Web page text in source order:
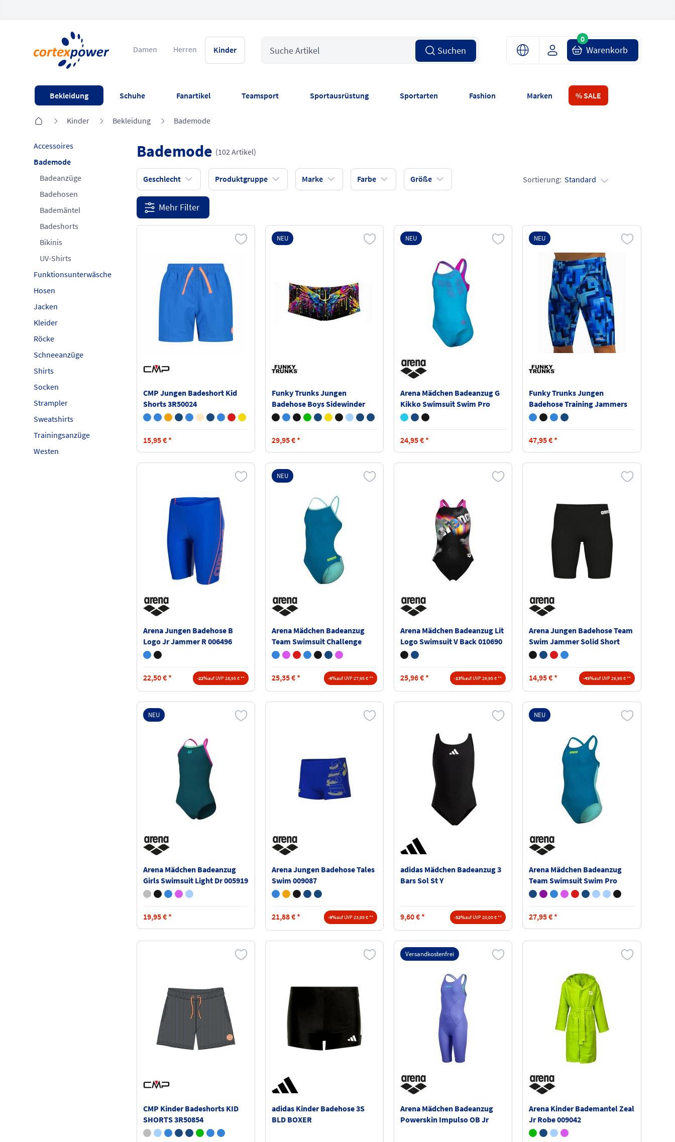
Damen Herren Kinder Suchen Warenkorb
0
Bekleidung Schuhe Fanartikel Teamsport Sportausrüstung Sportarten Fashion Marken % SALE
Kinder Bekleidung Bademode
Accessoires
Bademode
Badeanzüge
Badehosen
Bademäntel
Badeshorts
Bikinis
UV-Shirts
Funktionsunterwäsche
Hosen
Jacken
Kleider
Röcke
Schneeanzüge
Shirts
Socken
Strampler
Sweatshirts
Trainingsanzüge
Westen
Bademode (102 Artikel)
Geschlecht Produktgruppe Marke Farbe Größe
Mehr Filter
Sortierung: Standard
CMP Jungen Badeshort Kid
Shorts 3R50024
15,95€ *
NEU
Funky Trunks Jungen
Badehose Boys Sidewinder
Trunks FTS015B
29,95€ *
NEU
Arena Mädchen Badeanzug G
Kikko Swimsuit Swim Pro
Back 002878
24,95€ *
NEU
Funky Trunks Jungen
Badehose Training Jammers
FTS003B
47,95€ *
Arena Jungen Badehose B
Logo Jr Jammer R 006496
22,50€ * -22%auf UVP 28,95 € **
NEU
Arena Mädchen Badeanzug
Team Swimsuit Challenge
Solid 004765
25,35€ * -9%auf UVP 27,95 € **
Arena Mädchen Badeanzug Lit
Logo Swimsuit V Back 010690
25,96€ * -13%auf UVP 29,95 € **
Arena Jungen Badehose Team
Swim Jammer Solid Short
004772
14,95€ * -45%auf UVP 26,95 € **
NEU
Arena Mädchen Badeanzug
Girls Swimsuit Light Dr 005919
19,95€ *
Arena Jungen Badehose Tales
Swim 009087
21,88€ * -9%auf UVP 23,95 € **
adidas Mädchen Badeanzug 3
Bars Sol St Y
9,60€ * -52%auf UVP 20,00 € **
NEU
Arena Mädchen Badeanzug
Team Swimsuit Swim Pro
004762
27,95€ *
CMP Kinder Badeshorts KID
SHORTS 3R50854
adidas Kinder Badehose 3S
BLD BOXER
Versandkostenfrei
Arena Mädchen Badeanzug
Powerskin Impulso OB Jr
Arena Kinder Bademantel Zeal
Jr Robe 009042